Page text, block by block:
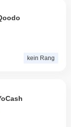
kein Rang